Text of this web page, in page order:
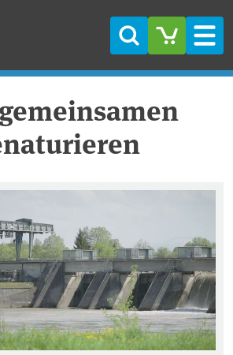
Suche